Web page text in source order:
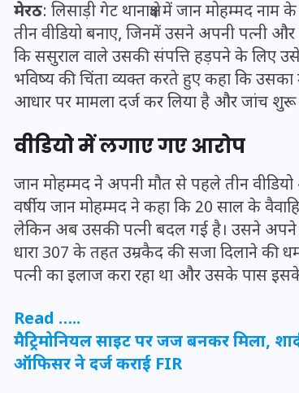
मेरठ: लिसाड़ी गेट थानाक्षेत्र में जान मोहम्मद
तीन वीडियो बनाए, जिनमें उसने अपनी पत्नी
कि ससुराल वाले उसकी संपत्ति हड़पने के लिए
भविष्य की चिंता व्यक्त करते हुए कहा कि
आधार पर मामला दर्ज कर लिया है और जांच शुरू
वीडियो में लगाए गए आरोप
जान मोहम्मद ने अपनी मौत से पहले तीन
वर्षीय जान मोहम्मद ने कहा कि 20 साल के
लेकिन अब उसकी पत्नी बदल गई है। उसने अपने
धारा 307 के तहत उम्रकैद की सजा दिलाने की
पत्नी का इलाज करा रहा था और उसके पास
Read …..
मैट्रिमोनियल साइट पर जज बनकर मिला,
ऑफिसर ने दर्ज कराई FIR
30 दिसम्बर 2025
2025: यूपी में लेखपाल के
पर बंपर भर्ती का विज्ञापन
जानें कब से शुरू होंगे आवेदन